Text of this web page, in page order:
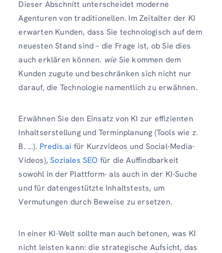
Dieser Abschnitt unterscheidet moderne
Agenturen von traditionellen. Im Zeitalter der KI
erwarten Kunden, dass Sie technologisch auf dem
neuesten Stand sind – die Frage ist, ob Sie dies
auch erklären können. wie Sie kommen dem
Kunden zugute und beschränken sich nicht nur
darauf, die Technologie namentlich zu erwähnen.
Erwähnen Sie den Einsatz von KI zur effizienten
Inhaltserstellung und Terminplanung (Tools wie z.
B. …). Predis.ai für Kurzvideos und Social-Media-
Videos),Soziales SEO für die Auffindbarkeit
sowohl in der Plattform- als auch in der KI-Suche
und für datengestützte Inhaltstests, um
Vermutungen durch Beweise zu ersetzen.
In einer KI-Welt sollte man auch betonen, was KI
nicht leisten kann: die strategische Aufsicht, das